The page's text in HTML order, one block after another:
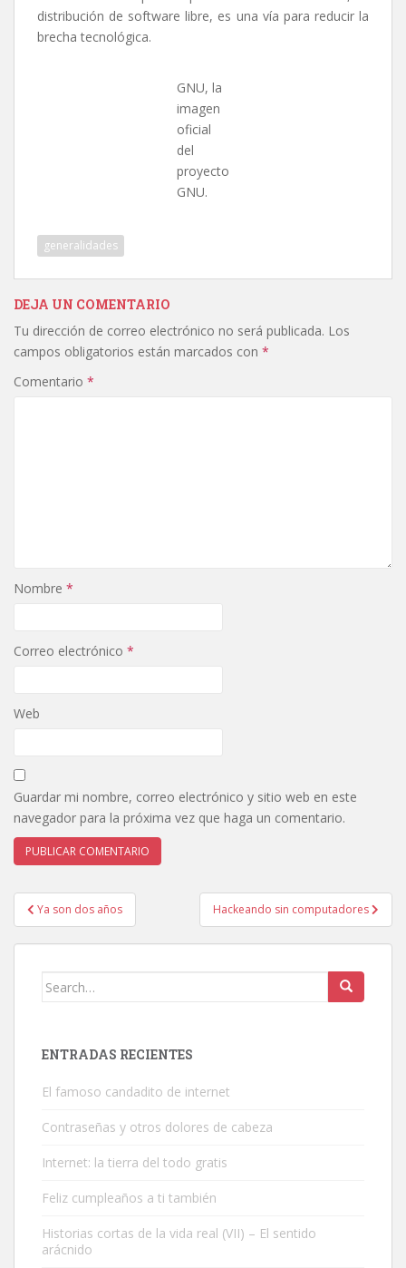
distribución de software libre, es una vía para reducir la
brecha tecnológica.
GNU, la
imagen
oficial
del
proyecto
GNU.
generalidades
DEJA UN COMENTARIO
Tu dirección de correo electrónico no será publicada. Los
campos obligatorios están marcados con *
Comentario *
Nombre *
Correo electrónico *
Web
Guardar mi nombre, correo electrónico y sitio web en este
navegador para la próxima vez que haga un comentario.
Navegación
de
entradas
Ya son dos años Hackeando sin computadores
Search
ENTRADAS RECIENTES
El famoso candadito de internet
Contraseñas y otros dolores de cabeza
Internet: la tierra del todo gratis
Feliz cumpleaños a ti también
Historias cortas de la vida real (VII) – El sentido
arácnido